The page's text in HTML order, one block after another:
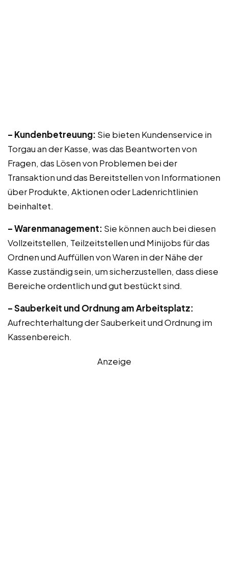
– Kundenbetreuung: Sie bieten Kundenservice in
Torgau an der Kasse, was das Beantworten von
Fragen, das Lösen von Problemen bei der
Transaktion und das Bereitstellen von Informationen
über Produkte, Aktionen oder Ladenrichtlinien
beinhaltet.
– Warenmanagement: Sie können auch bei diesen
Vollzeitstellen, Teilzeitstellen und Minijobs für das
Ordnen und Auffüllen von Waren in der Nähe der
Kasse zuständig sein, um sicherzustellen, dass diese
Bereiche ordentlich und gut bestückt sind.
– Sauberkeit und Ordnung am Arbeitsplatz:
Aufrechterhaltung der Sauberkeit und Ordnung im
Kassenbereich.
Anzeige